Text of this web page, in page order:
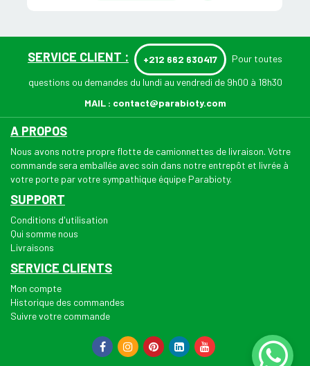
SERVICE CLIENT : +212 662 630417 Pour toutes
questions ou demandes du lundi au vendredi de 9h00 à 18h30
MAIL : contact@parabioty.com
A PROPOS
Nous avons notre propre flotte de camionnettes de livraison. Votre
commande sera emballée avec soin dans notre entrepôt et livrée à
votre porte par votre sympathique équipe Parabioty.
SUPPORT
Conditions d'utilisation
Qui somme nous
Livraisons
SERVICE CLIENTS
Mon compte
Historique des commandes
Suivre votre commande